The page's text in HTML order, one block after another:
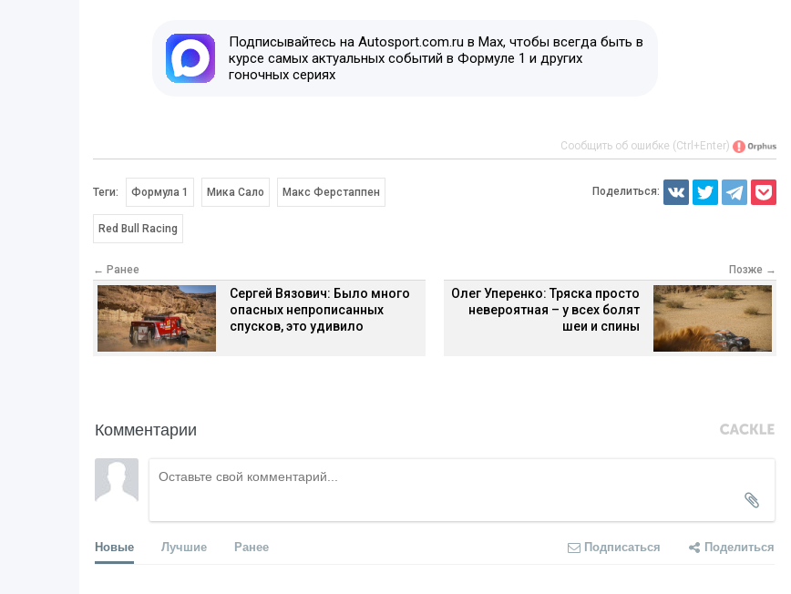
Подписывайтесь на Autosport.com.ru в Max, чтобы всегда быть в
курсе самых актуальных событий в Формуле 1 и других
гоночных сериях
Сообщить об ошибке (Ctrl+Enter)
Теги: Формула 1 Мика Сало Макс Ферстаппен
Red Bull Racing
Поделиться:
← Ранее
Сергей Вязович: Было много
опасных непрописанных
спусков, это удивило
Позже →
Олег Уперенко: Тряска просто
невероятная – у всех болят
шеи и спины
Комментарии
Новые Лучшие Ранее Подписаться Поделиться